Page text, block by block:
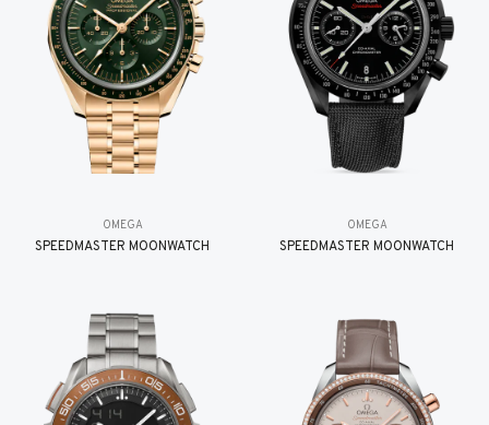
OMEGA
SPEEDMASTER MOONWATCH
OMEGA
SPEEDMASTER MOONWATCH